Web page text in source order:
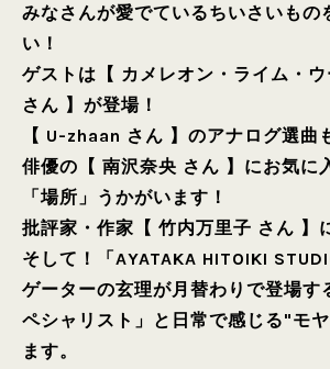
みなさんが愛でているちいさいもの
い！
ゲストは【 カメレオン・ライム・
さん 】が登場！
【 U-zhaan さん 】のアナログ選曲
俳優の【 南沢奈央 さん 】にお気に
「場所」うかがいます！
批評家・作家【 竹内万里子 さん 】
そして！「AYATAKA HITOIKI
ゲーターの玄理が月替わりで登場す
ペシャリスト」と日常で感じる"モ
ます。